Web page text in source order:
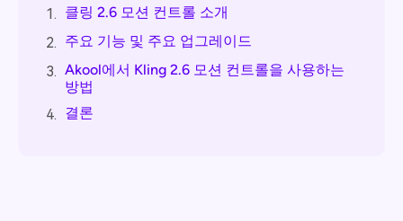
1. 클링 2.6 모션 컨트롤 소개
2. 주요 기능 및 주요 업그레이드
3. Akool에서 Kling 2.6 모션 컨트롤을 사용하는
방법
4. 결론